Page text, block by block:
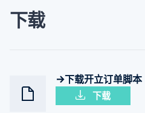
下载
→下载开立订单脚本
下载